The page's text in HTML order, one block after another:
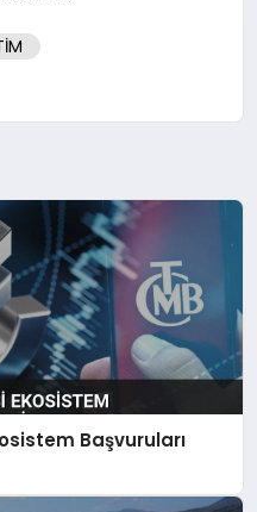
Başvuruları